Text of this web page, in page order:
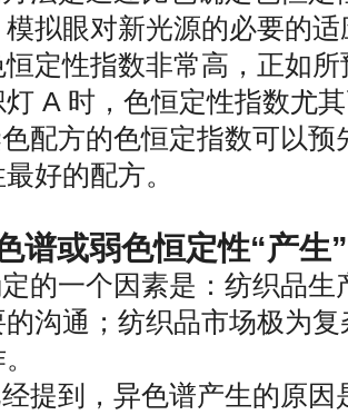
拟眼对新光源的必要的
定性指数非常高，正如
A 时，色恒定性指数尤
配方的色恒定指数可以预
好的配方。
谱或弱色恒定性“产生
的一个因素是：纺织品生
沟通；纺织品市场极为
提到，异色谱产生的原因